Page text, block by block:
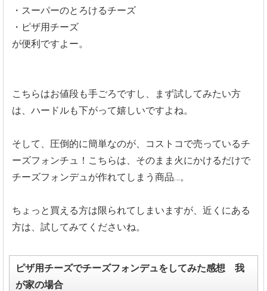
・スーパーのとろけるチーズ
・ピザ用チーズ
が便利ですよー。
こちらはお値段も手ごろですし、まず試してみたい方
は、ハードルも下がって嬉しいですよね。
そして、圧倒的に簡単なのが、コストコで売っているチ
ーズフォンチュ！こちらは、そのまま火にかけるだけで
チーズフォンデュが作れてしまう商品…。
ちょっと買える方は限られてしまいますが、近くにある
方は、試してみてくださいね。
ピザ用チーズでチーズフォンデュをしてみた感想 我
が家の場合